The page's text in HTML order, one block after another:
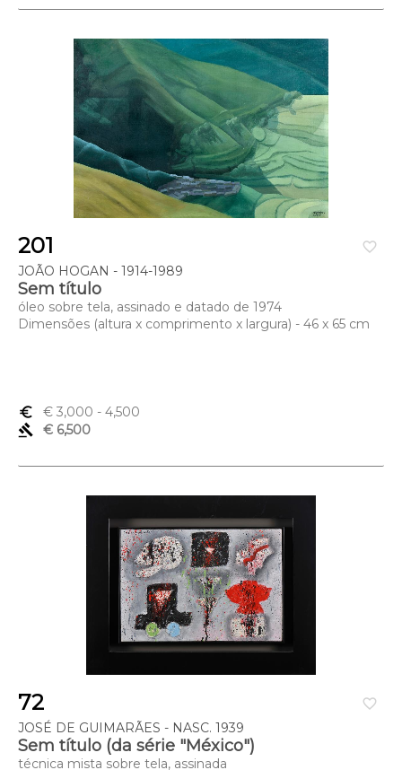
favorite_border
201
JOÃO HOGAN - 1914-1989
Sem título
óleo sobre tela, assinado e datado de 1974
Dimensões (altura x comprimento x largura) - 46 x 65 cm
euro_symbol € 3,000 - 4,500
gavel
€ 6,500
favorite_border
72
JOSÉ DE GUIMARÃES - NASC. 1939
Sem título (da série "México")
técnica mista sobre tela, assinada